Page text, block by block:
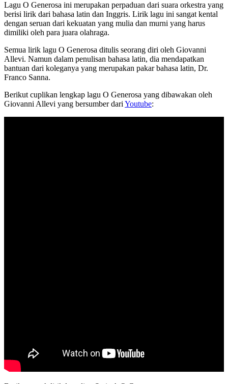
Lagu O Generosa ini merupakan perpaduan dari suara orkestra yang
berisi lirik dari bahasa latin dan Inggris. Lirik lagu ini sangat kental
dengan seruan dari kekuatan yang mulia dan murni yang harus
dimiliki oleh para juara olahraga.
Semua lirik lagu O Generosa ditulis seorang diri oleh Giovanni
Allevi. Namun dalam penulisan bahasa latin, dia mendapatkan
bantuan dari koleganya yang merupakan pakar bahasa latin, Dr.
Franco Sanna.
Berikut cuplikan lengkap lagu O Generosa yang dibawakan oleh
Giovanni Allevi yang bersumber dari Youtube: